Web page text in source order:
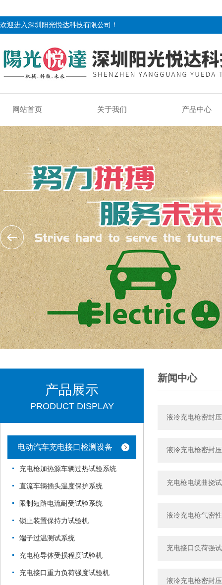
欢迎进入深圳阳光悦达科技有限公司！
网站首页 关于我们 产品中心
产品展示
PRODUCT DISPLAY
电动汽车充电接口检测设备
充电枪加热源车辆过热试验系统
直流车辆插头温度保护系统
限制短路电流耐受试验系统
锁止装置保持力试验机
端子过温测试系统
充电枪导体受损程度试验机
充电接口重力负荷强度试验机
新闻中心
液冷充电枪密封
液冷充电枪密封
充电枪电缆曲挠
液冷充电枪气密
充电接口负荷强
液冷充电枪密封